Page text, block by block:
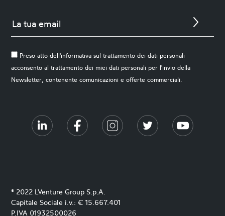
Preso atto dell'informativa sul trattamento dei dati personali
acconsento al trattamento dei miei dati personali per l'invio della
Newsletter, contenente comunicazioni e offerte commerciali.
® 2022 LVenture Group S.p.A.
Capitale Sociale i.v.: € 15.667.401
P.IVA 01932500026